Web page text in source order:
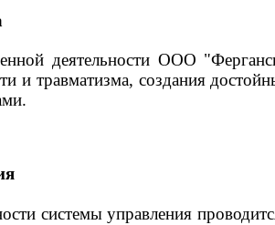
деятельности ООО
и травматизма, создания
системы управления